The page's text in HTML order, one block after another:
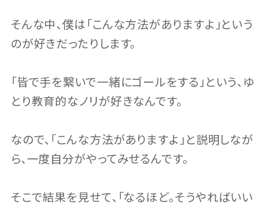
そんな中、僕は「こんな方法がありますよ」という
のが好きだったりします。
「皆で手を繋いで一緒にゴールをする」という、ゆ
とり教育的なノリが好きなんです。
なので、「こんな方法がありますよ」と説明しなが
ら、一度自分がやってみせるんです。
そこで結果を見せて、「なるほど。そうやればいい